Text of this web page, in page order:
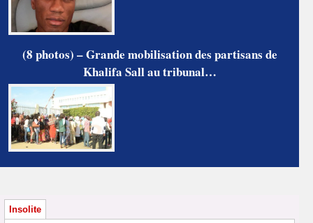
(8 photos) – Grande mobilisation des partisans de
Khalifa Sall au tribunal…
Insolite